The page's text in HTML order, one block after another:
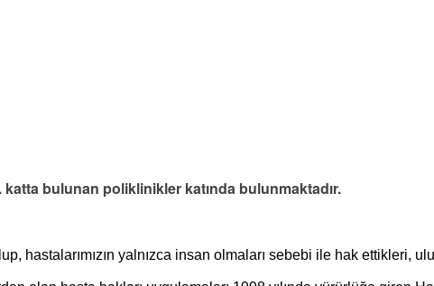
bulunan poliklinikler katında bulunmaktadır.
hastalarımızın yalnızca insan olmaları sebebi ile hak ettikleri,